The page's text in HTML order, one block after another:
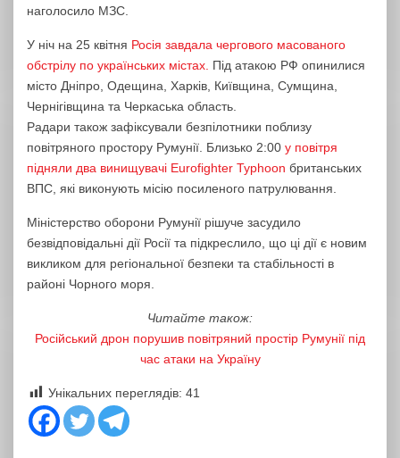
наголосило МЗС.
У ніч на 25 квітня Росія завдала чергового масованого
обстрілу по українських містах. Під атакою РФ опинилися
місто Дніпро, Одещина, Харків, Київщина, Сумщина,
Чернігівщина та Черкаська область.
Радари також зафіксували безпілотники поблизу
повітряного простору Румунії. Близько 2:00 у повітря
підняли два винищувачі Eurofighter Typhoon британських
ВПС, які виконують місію посиленого патрулювання.
Міністерство оборони Румунії рішуче засудило
безвідповідальні дії Росії та підкреслило, що ці дії є новим
викликом для регіональної безпеки та стабільності в
районі Чорного моря.
Читайте також:
Російський дрон порушив повітряний простір Румунії під
час атаки на Україну
Унікальних переглядів: 41